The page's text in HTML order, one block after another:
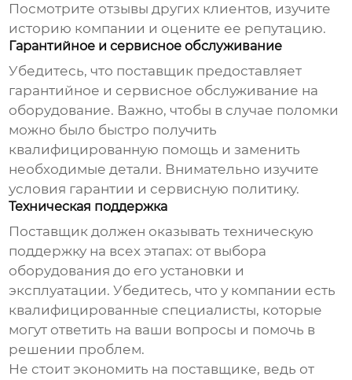
Посмотрите отзывы других клиентов, изучите
историю компании и оцените ее репутацию.
Гарантийное и сервисное обслуживание
Убедитесь, что поставщик предоставляет
гарантийное и сервисное обслуживание на
оборудование. Важно, чтобы в случае поломки
можно было быстро получить
квалифицированную помощь и заменить
необходимые детали. Внимательно изучите
условия гарантии и сервисную политику.
Техническая поддержка
Поставщик должен оказывать техническую
поддержку на всех этапах: от выбора
оборудования до его установки и
эксплуатации. Убедитесь, что у компании есть
квалифицированные специалисты, которые
могут ответить на ваши вопросы и помочь в
решении проблем.
Не стоит экономить на поставщике, ведь от